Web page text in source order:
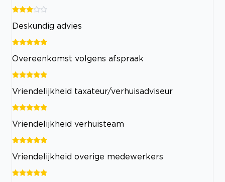
Deskundig advies
Overeenkomst volgens afspraak
Vriendelijkheid taxateur/verhuisadviseur
Vriendelijkheid verhuisteam
Vriendelijkheid overige medewerkers